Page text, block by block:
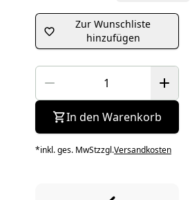
Zur Wunschliste
hinzufügen
In den Warenkorb
*inkl. ges. MwStzzgl.Versandkosten